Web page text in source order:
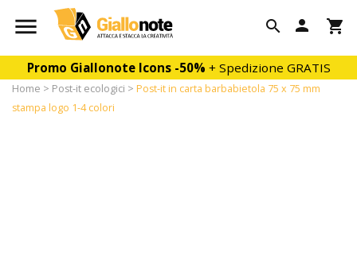
 shopping_cart
person

Promo Giallonote Icons -50% + Spedizione GRATIS
Home Post-it ecologici
Post-it in carta barbabietola 75 x 75 mm
stampa logo 1-4 colori